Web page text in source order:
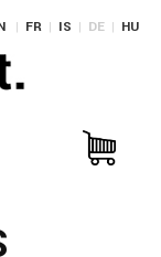
| FR | IS | DE | HU